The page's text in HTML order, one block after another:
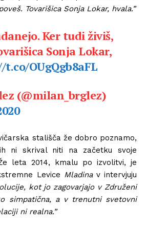
Tovarišica Sonja Lokar, hvala.”
Ker tudi živiš,
Sonja Lokar,
OUgQgb8aFL
(@milan_brglez)
stališča že dobro poznamo,
ni skrival niti na začetku svoje
leta 2014, kmalu po izvolitvi, je
Levice Mladina v intervjuju
kot jo zagovarjajo v Združeni
simpatična, a v trenutni svetovni
ni realna.”